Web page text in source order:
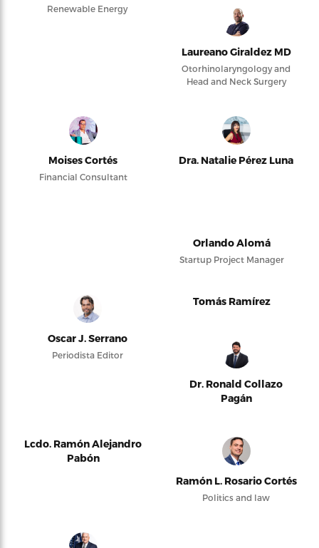
Renewable Energy
Laureano Giraldez MD
Otorhinolaryngology and
Head and Neck Surgery
Moises Cortés
Financial Consultant
Dra. Natalie Pérez Luna
Orlando Alomá
Startup Project Manager
Oscar J. Serrano
Periodista Editor
Tomás Ramírez
Dr. Ronald Collazo
Pagán
Lcdo. Ramón Alejandro
Pabón
Ramón L. Rosario Cortés
Politics and law